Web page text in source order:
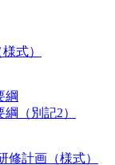
式）
綱
（別記2）
修計画（様式）